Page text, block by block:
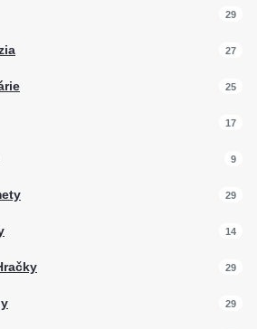
29
27
25
17
9
29
14
29
29